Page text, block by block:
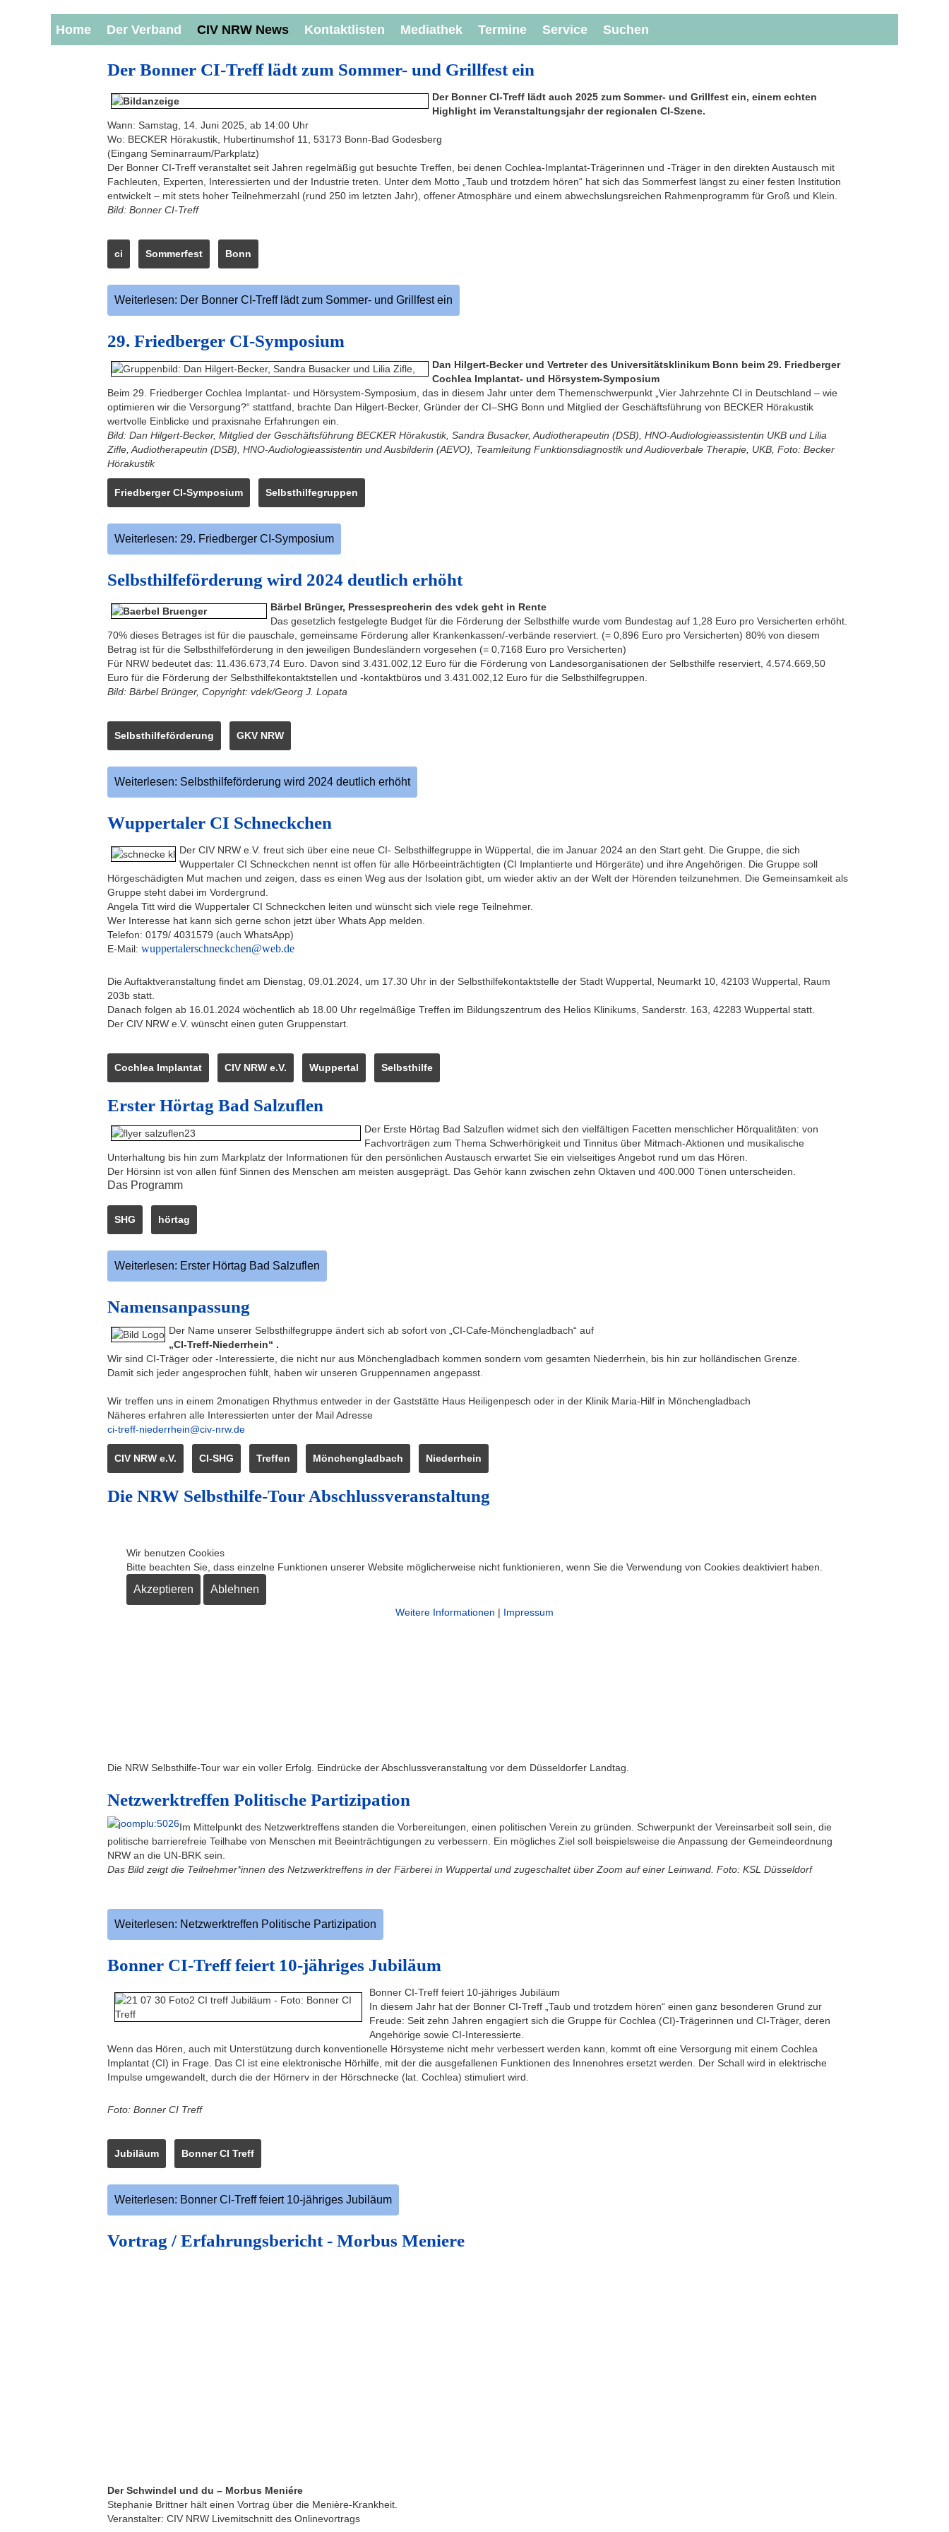
Home Der Verband CIV NRW News Kontaktlisten Mediathek Termine Service Suchen
Der Bonner CI-Treff lädt zum Sommer- und Grillfest ein
Der Bonner CI-Treff lädt auch 2025 zum Sommer- und Grillfest ein, einem echten
Highlight im Veranstaltungsjahr der regionalen CI-Szene.
Wann: Samstag, 14. Juni 2025, ab 14:00 Uhr
Wo: BECKER Hörakustik, Hubertinumshof 11, 53173 Bonn-Bad Godesberg
(Eingang Seminarraum/Parkplatz)
Der Bonner CI-Treff veranstaltet seit Jahren regelmäßig gut besuchte Treffen, bei denen Cochlea-Implantat-Trägerinnen und -Träger in den direkten Austausch mit
Fachleuten, Experten, Interessierten und der Industrie treten. Unter dem Motto „Taub und trotzdem hören“ hat sich das Sommerfest längst zu einer festen Institution
entwickelt – mit stets hoher Teilnehmerzahl (rund 250 im letzten Jahr), offener Atmosphäre und einem abwechslungsreichen Rahmenprogramm für Groß und Klein.
Bild: Bonner CI-Treff
ci Sommerfest Bonn
Weiterlesen: Der Bonner CI-Treff lädt zum Sommer- und Grillfest ein
29. Friedberger CI-Symposium
Dan Hilgert-Becker und Vertreter des Universitätsklinikum Bonn beim 29. Friedberger
Cochlea Implantat- und Hörsystem-Symposium
Beim 29. Friedberger Cochlea Implantat- und Hörsystem-Symposium, das in diesem Jahr unter dem Themenschwerpunkt „Vier Jahrzehnte CI in Deutschland – wie
optimieren wir die Versorgung?“ stattfand, brachte Dan Hilgert-Becker, Gründer der CI–SHG Bonn und Mitglied der Geschäftsführung von BECKER Hörakustik
wertvolle Einblicke und praxisnahe Erfahrungen ein.
Bild: Dan Hilgert-Becker, Mitglied der Geschäftsführung BECKER Hörakustik, Sandra Busacker, Audiotherapeutin (DSB), HNO-Audiologieassistentin UKB und Lilia
Zifle, Audiotherapeutin (DSB), HNO-Audiologieassistentin und Ausbilderin (AEVO), Teamleitung Funktionsdiagnostik und Audioverbale Therapie, UKB, Foto: Becker
Hörakustik
Friedberger CI-Symposium Selbsthilfegruppen
Weiterlesen: 29. Friedberger CI-Symposium
Selbsthilfeförderung wird 2024 deutlich erhöht
Bärbel Brünger, Pressesprecherin des vdek geht in Rente
Das gesetzlich festgelegte Budget für die Förderung der Selbsthilfe wurde vom Bundestag auf 1,28 Euro pro Versicherten erhöht.
70% dieses Betrages ist für die pauschale, gemeinsame Förderung aller Krankenkassen/-verbände reserviert. (= 0,896 Euro pro Versicherten) 80% von diesem
Betrag ist für die Selbsthilfeförderung in den jeweiligen Bundesländern vorgesehen (= 0,7168 Euro pro Versicherten)
Für NRW bedeutet das: 11.436.673,74 Euro. Davon sind 3.431.002,12 Euro für die Förderung von Landesorganisationen der Selbsthilfe reserviert, 4.574.669,50
Euro für die Förderung der Selbsthilfekontaktstellen und -kontaktbüros und 3.431.002,12 Euro für die Selbsthilfegruppen.
Bild: Bärbel Brünger, Copyright: vdek/Georg J. Lopata
Selbsthilfeförderung GKV NRW
Weiterlesen: Selbsthilfeförderung wird 2024 deutlich erhöht
Wuppertaler CI Schneckchen
Der CIV NRW e.V. freut sich über eine neue CI- Selbsthilfegruppe in Wüppertal, die im Januar 2024 an den Start geht. Die Gruppe, die sich
Wuppertaler CI Schneckchen nennt ist offen für alle Hörbeeinträchtigten (CI Implantierte und Hörgeräte) und ihre Angehörigen. Die Gruppe soll
Hörgeschädigten Mut machen und zeigen, dass es einen Weg aus der Isolation gibt, um wieder aktiv an der Welt der Hörenden teilzunehmen. Die Gemeinsamkeit als
Gruppe steht dabei im Vordergrund.
Angela Titt wird die Wuppertaler CI Schneckchen leiten und wünscht sich viele rege Teilnehmer.
Wer Interesse hat kann sich gerne schon jetzt über Whats App melden.
Telefon: 0179/ 4031579 (auch WhatsApp)
E-Mail: wuppertalerschneckchen@web.de
Die Auftaktveranstaltung findet am Dienstag, 09.01.2024, um 17.30 Uhr in der Selbsthilfekontaktstelle der Stadt Wuppertal, Neumarkt 10, 42103 Wuppertal, Raum
203b statt.
Danach folgen ab 16.01.2024 wöchentlich ab 18.00 Uhr regelmäßige Treffen im Bildungszentrum des Helios Klinikums, Sanderstr. 163, 42283 Wuppertal statt.
Der CIV NRW e.V. wünscht einen guten Gruppenstart.
Cochlea Implantat CIV NRW e.V. Wuppertal Selbsthilfe
Erster Hörtag Bad Salzuflen
Der Erste Hörtag Bad Salzuflen widmet sich den vielfältigen Facetten menschlicher Hörqualitäten: von
Fachvorträgen zum Thema Schwerhörigkeit und Tinnitus über Mitmach-Aktionen und musikalische
Unterhaltung bis hin zum Markplatz der Informationen für den persönlichen Austausch erwartet Sie ein vielseitiges Angebot rund um das Hören.
Der Hörsinn ist von allen fünf Sinnen des Menschen am meisten ausgeprägt. Das Gehör kann zwischen zehn Oktaven und 400.000 Tönen unterscheiden.
Das Programm
SHG hörtag
Weiterlesen: Erster Hörtag Bad Salzuflen
Namensanpassung
Der Name unserer Selbsthilfegruppe ändert sich ab sofort von „CI-Cafe-Mönchengladbach“ auf
„CI-Treff-Niederrhein“ .
Wir sind CI-Träger oder -Interessierte, die nicht nur aus Mönchengladbach kommen sondern vom gesamten Niederrhein, bis hin zur holländischen Grenze.
Damit sich jeder angesprochen fühlt, haben wir unseren Gruppennamen angepasst.
Wir treffen uns in einem 2monatigen Rhythmus entweder in der Gaststätte Haus Heiligenpesch oder in der Klinik Maria-Hilf in Mönchengladbach
Näheres erfahren alle Interessierten unter der Mail Adresse
ci-treff-niederrhein@civ-nrw.de
CIV NRW e.V. CI-SHG Treffen Mönchengladbach Niederrhein
Die NRW Selbsthilfe-Tour Abschlussveranstaltung
Die NRW Selbsthilfe-Tour war ein voller Erfolg. Eindrücke der Abschlussveranstaltung vor dem Düsseldorfer Landtag.
Netzwerktreffen Politische Partizipation
Im Mittelpunkt des Netzwerktreffens standen die Vorbereitungen, einen politischen Verein zu gründen. Schwerpunkt der Vereinsarbeit soll sein, die
politische barrierefreie Teilhabe von Menschen mit Beeinträchtigungen zu verbessern. Ein mögliches Ziel soll beispielsweise die Anpassung der Gemeindeordnung
NRW an die UN-BRK sein.
Das Bild zeigt die Teilnehmer*innen des Netzwerktreffens in der Färberei in Wuppertal und zugeschaltet über Zoom auf einer Leinwand. Foto: KSL Düsseldorf
Weiterlesen: Netzwerktreffen Politische Partizipation
Bonner CI-Treff feiert 10-jähriges Jubiläum
Bonner CI-Treff feiert 10-jähriges Jubiläum
In diesem Jahr hat der Bonner CI-Treff „Taub und trotzdem hören“ einen ganz besonderen Grund zur
Freude: Seit zehn Jahren engagiert sich die Gruppe für Cochlea (CI)-Trägerinnen und CI-Träger, deren
Angehörige sowie CI-Interessierte.
Wenn das Hören, auch mit Unterstützung durch konventionelle Hörsysteme nicht mehr verbessert werden kann, kommt oft eine Versorgung mit einem Cochlea
Implantat (CI) in Frage. Das CI ist eine elektronische Hörhilfe, mit der die ausgefallenen Funktionen des Innenohres ersetzt werden. Der Schall wird in elektrische
Impulse umgewandelt, durch die der Hörnerv in der Hörschnecke (lat. Cochlea) stimuliert wird.
Foto: Bonner CI Treff
Jubiläum Bonner CI Treff
Weiterlesen: Bonner CI-Treff feiert 10-jähriges Jubiläum
Vortrag / Erfahrungsbericht - Morbus Meniere
Der Schwindel und du – Morbus Meniére
Stephanie Brittner hält einen Vortrag über die Menière-Krankheit.
Veranstalter: CIV NRW Livemitschnitt des Onlinevortrags
Wir benutzen Cookies
Bitte beachten Sie, dass einzelne Funktionen unserer Website möglicherweise nicht funktionieren, wenn Sie die Verwendung von Cookies deaktiviert haben.
Akzeptieren Ablehnen
Weitere Informationen | Impressum